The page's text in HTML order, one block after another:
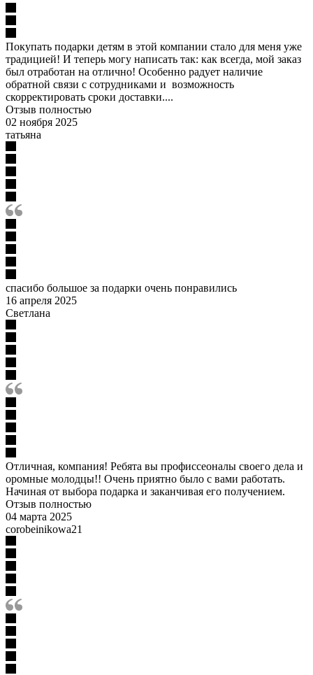
Покупать подарки детям в этой компании стало для меня уже
традицией! И теперь могу написать так: как всегда, мой заказ
был отработан на отлично! Особенно радует наличие
обратной связи с сотрудниками и возможность
скорректировать сроки доставки....
Отзыв полностью
02 ноября 2025
татьяна
спасибо большое за подарки очень понравились
16 апреля 2025
Светлана
Отличная, компания! Ребята вы профиссеоналы своего дела и
оромные молодцы!! Очень приятно было с вами работать.
Начиная от выбора подарка и заканчивая его получением.
Отзыв полностью
04 марта 2025
corobeinikowa21